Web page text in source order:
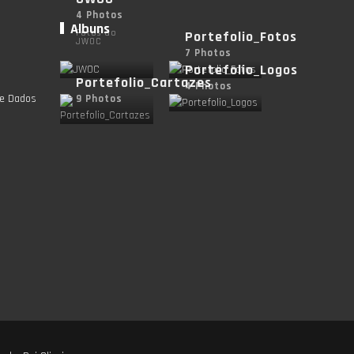
Dados
Albuns
4 Photos
Fotos do
JWOC Portefolio_Fotos
7 Photos
Portefolio_Cartazes
9 Photos
Portefolio_Logos
4 Photos